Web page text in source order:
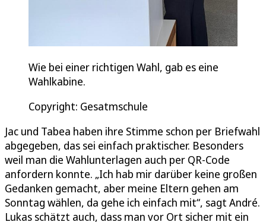
Wie bei einer richtigen Wahl, gab es eine
Wahlkabine.
Copyright: Gesatmschule
Jac und Tabea haben ihre Stimme schon per Briefwahl
abgegeben, das sei einfach praktischer. Besonders
weil man die Wahlunterlagen auch per QR-Code
anfordern konnte. „Ich hab mir darüber keine großen
Gedanken gemacht, aber meine Eltern gehen am
Sonntag wählen, da gehe ich einfach mit“, sagt André.
Lukas schätzt auch, dass man vor Ort sicher mit ein